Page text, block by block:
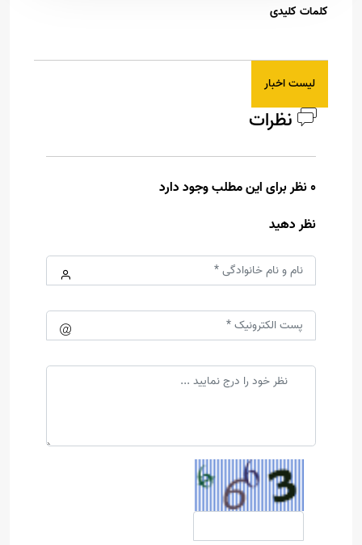
کلمات کلیدی
لیست اخبار
نظرات
0 نظر برای این مطلب وجود دارد
نظر دهید